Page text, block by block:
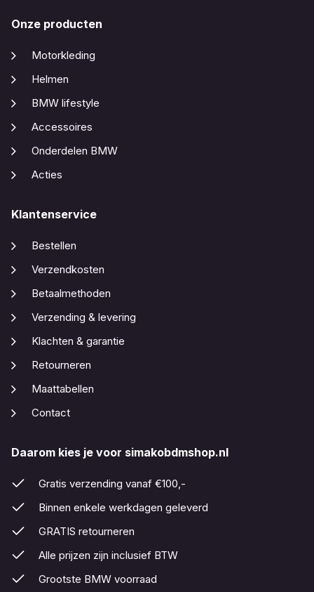
Onze producten
Motorkleding
Helmen
BMW lifestyle
Accessoires
Onderdelen BMW
Acties
Klantenservice
Bestellen
Verzendkosten
Betaalmethoden
Verzending & levering
Klachten & garantie
Retourneren
Maattabellen
Contact
Daarom kies je voor simakobdmshop.nl
Gratis verzending vanaf €100,-
Binnen enkele werkdagen geleverd
GRATIS retourneren
Alle prijzen zijn inclusief BTW
Grootste BMW voorraad